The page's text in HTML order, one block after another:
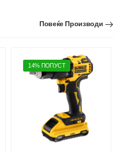
Повеќе Производи
14% ПОПУСТ